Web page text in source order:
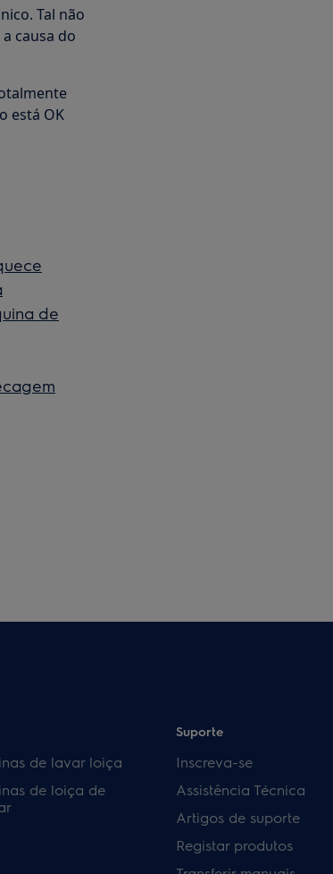
Tal não
causa do
está OK
de
de lavar loiça
de loiça de
Suporte
Inscreva-se
Assistência Técnica
Artigos de suporte
Registar produtos